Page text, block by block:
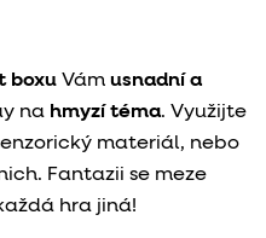
boxu Vám usnadní a
na hmyzí téma. Využijte
materiál, nebo
Fantazii se meze
hra jiná!